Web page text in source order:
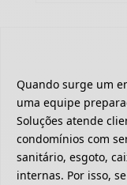
Quando surge um
uma equipe
Soluções atende
condomínios com
sanitário, esgoto,
internas. Por isso,